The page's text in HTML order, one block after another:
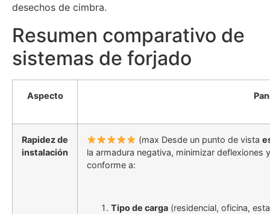
desechos de cimbra.
Resumen comparativo de
sistemas de forjado
Aspecto
Rapidez de
instalación
(max Desde un punto de vista
la armadura negativa, minimizar
conforme a:
Tipo de carga (residencial, oficina,